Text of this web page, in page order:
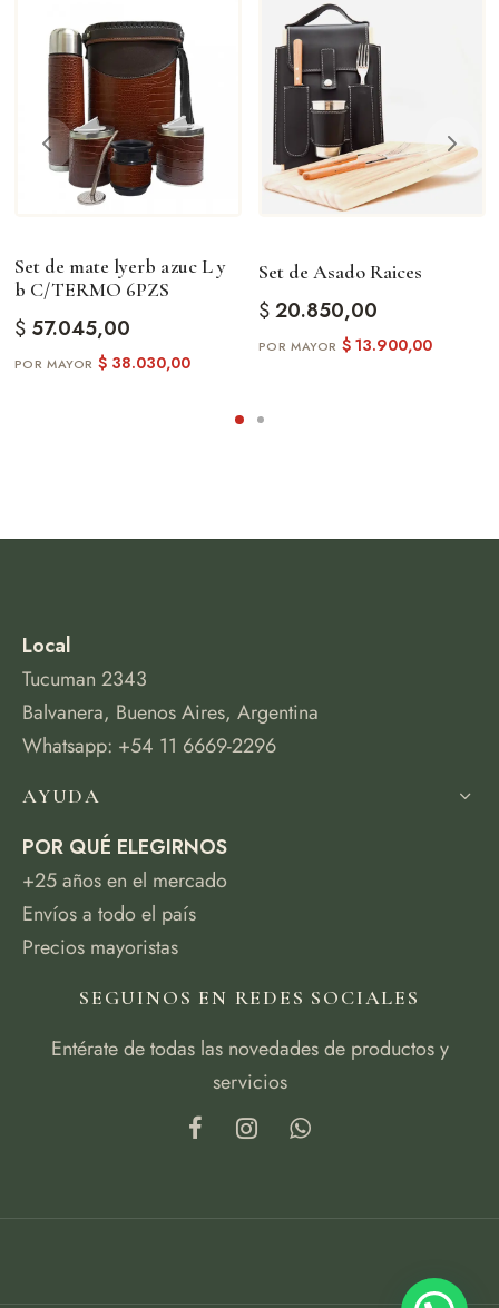
Set de mate lyerb azuc L y
b C/TERMO 6PZS
$57.045,00
$38.030,00
Set de Asado Raices
$20.850,00
$13.900,00
Local
Tucuman 2343
Balvanera, Buenos Aires, Argentina
Whatsapp: +54 11 6669-2296
AYUDA
POR QUÉ ELEGIRNOS
+25 años en el mercado
Envíos a todo el país
Precios mayoristas
SEGUINOS EN REDES SOCIALES
Entérate de todas las novedades de productos y
servicios